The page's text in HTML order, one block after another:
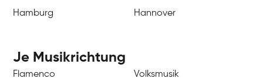
Hamburg
Hannover
Je Musikrichtung
Flamenco
Volksmusik